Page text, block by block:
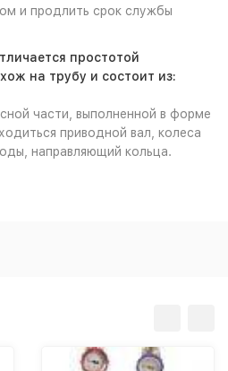
и продлить срок службы
простотой
на трубу и состоит из:
части, выполненной в форме
приводной вал, колеса
направляющий кольца.